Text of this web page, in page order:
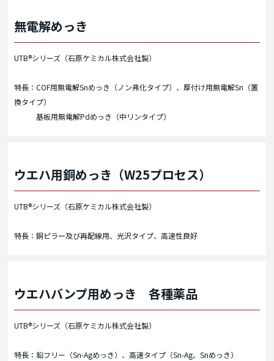
無電解めっき
UTB®シリーズ（石原ケミカル株式会社製）
特長：COF用無電解Snめっき（ノン弗化タイプ）、厚付け用無電解Sn（置
換タイプ）
基板用無電解Pdめっき（中リンタイプ）
ウエハ用銅めっき（W25プロセス）
UTB®シリーズ（石原ケミカル株式会社製）
特長：銅ピラー及び再配線用、光沢タイプ、高速性良好
ウエハバンプ用めっき 各種薬品
UTB®シリーズ（石原ケミカル株式会社製）
特長：鉛フリー（Sn-Agめっき）、高速タイプ（Sn-Ag、Snめっき）